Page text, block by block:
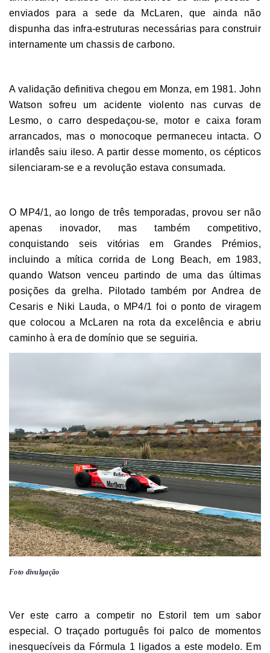
enviados para a sede da McLaren, que ainda não
dispunha das infra-estruturas necessárias para construir
internamente um chassis de carbono.
A validação definitiva chegou em Monza, em 1981. John
Watson sofreu um acidente violento nas curvas de
Lesmo, o carro despedaçou-se, motor e caixa foram
arrancados, mas o monocoque permaneceu intacta. O
irlandês saiu ileso. A partir desse momento, os cépticos
silenciaram-se e a revolução estava consumada.
O MP4/1, ao longo de três temporadas, provou ser não
apenas inovador, mas também competitivo,
conquistando seis vitórias em Grandes Prémios,
incluindo a mítica corrida de Long Beach, em 1983,
quando Watson venceu partindo de uma das últimas
posições da grelha. Pilotado também por Andrea de
Cesaris e Niki Lauda, o MP4/1 foi o ponto de viragem
que colocou a McLaren na rota da excelência e abriu
caminho à era de domínio que se seguiria.
Foto divulgação
Ver este carro a competir no Estoril tem um sabor
especial. O traçado português foi palco de momentos
inesquecíveis da Fórmula 1 ligados a este modelo. Em